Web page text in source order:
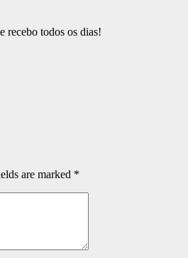
recebo todos os dias!
are marked *